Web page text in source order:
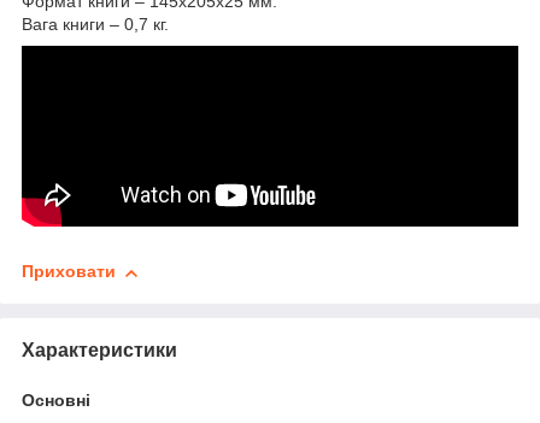
Вага книги – 0,7 кг.
Приховати
Характеристики
Основні